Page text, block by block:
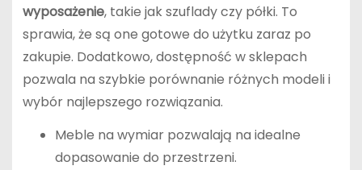
wyposażenie, takie jak szuflady czy półki. To
sprawia, że są one gotowe do użytku zaraz po
zakupie. Dodatkowo, dostępność w sklepach
pozwala na szybkie porównanie różnych modeli i
wybór najlepszego rozwiązania.
Meble na wymiar pozwalają na idealne
dopasowanie do przestrzeni.